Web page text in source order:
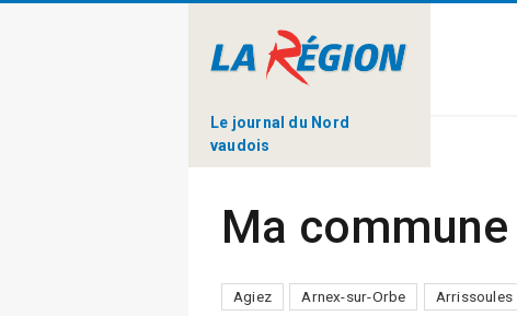
Le journal du Nord
vaudois
Ma commune
Agiez Arnex-sur-Orbe Arrissoules